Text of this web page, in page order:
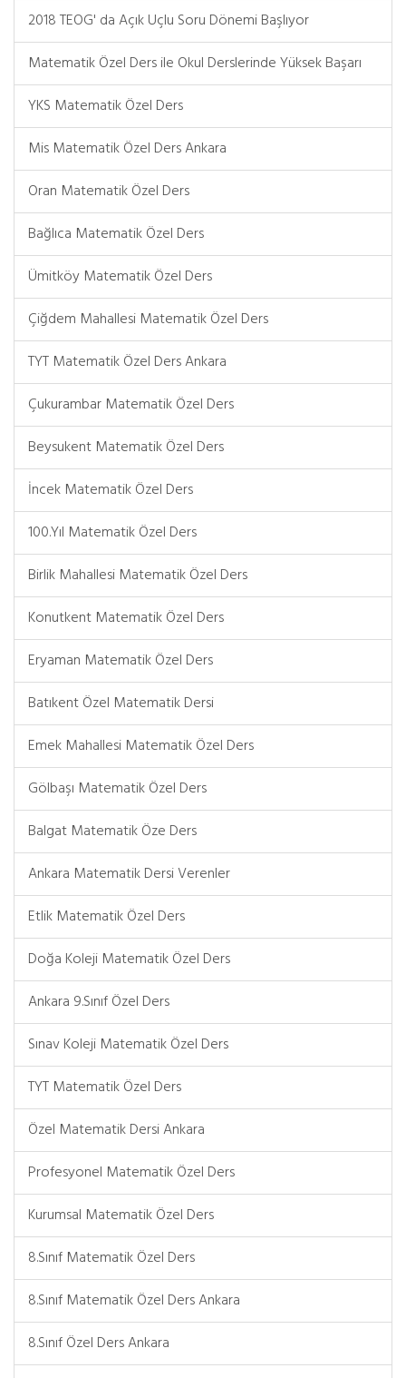
2018 TEOG' da Açık Uçlu Soru Dönemi Başlıyor
Matematik Özel Ders ile Okul Derslerinde Yüksek Başarı
YKS Matematik Özel Ders
Mis Matematik Özel Ders Ankara
Oran Matematik Özel Ders
Bağlıca Matematik Özel Ders
Ümitköy Matematik Özel Ders
Çiğdem Mahallesi Matematik Özel Ders
TYT Matematik Özel Ders Ankara
Çukurambar Matematik Özel Ders
Beysukent Matematik Özel Ders
İncek Matematik Özel Ders
100.Yıl Matematik Özel Ders
Birlik Mahallesi Matematik Özel Ders
Konutkent Matematik Özel Ders
Eryaman Matematik Özel Ders
Batıkent Özel Matematik Dersi
Emek Mahallesi Matematik Özel Ders
Gölbaşı Matematik Özel Ders
Balgat Matematik Öze Ders
Ankara Matematik Dersi Verenler
Etlik Matematik Özel Ders
Doğa Koleji Matematik Özel Ders
Ankara 9.Sınıf Özel Ders
Sınav Koleji Matematik Özel Ders
TYT Matematik Özel Ders
Özel Matematik Dersi Ankara
Profesyonel Matematik Özel Ders
Kurumsal Matematik Özel Ders
8.Sınıf Matematik Özel Ders
8.Sınıf Matematik Özel Ders Ankara
8.Sınıf Özel Ders Ankara